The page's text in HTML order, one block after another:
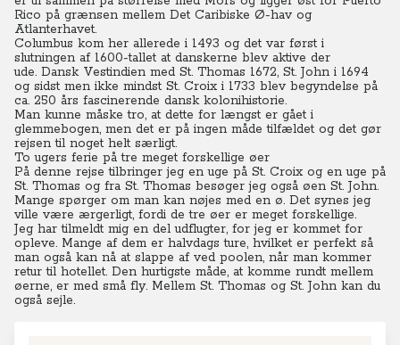
Rico på grænsen mellem Det Caribiske Ø-hav og
Atlanterhavet.
Columbus kom her allerede i 1493 og det var først i
slutningen af 1600-tallet at danskerne blev aktive der
ude. Dansk Vestindien med St. Thomas 1672, St. John i 1694
og sidst men ikke mindst St. Croix i 1733 blev begyndelse på
ca. 250 års fascinerende dansk kolonihistorie.
Man kunne måske tro, at dette for længst er gået i
glemmebogen, men det er på ingen måde tilfældet og det gør
rejsen til noget helt særligt.
To ugers ferie på tre meget forskellige øer
På denne rejse tilbringer jeg en uge på St. Croix og en uge på
St. Thomas og fra St. Thomas besøger jeg også øen St. John.
Mange spørger om man kan nøjes med en ø. Det synes jeg
ville være ærgerligt, fordi de tre øer er meget forskellige.
Jeg har tilmeldt mig en del udflugter, for jeg er kommet for
opleve. Mange af dem er halvdags ture, hvilket er perfekt så
man også kan nå at slappe af ved poolen, når man kommer
retur til hotellet. Den hurtigste måde, at komme rundt mellem
øerne, er med små fly. Mellem St. Thomas og St. John kan du
også sejle.